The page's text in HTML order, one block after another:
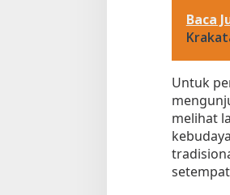
Baca
Untuk
melihat